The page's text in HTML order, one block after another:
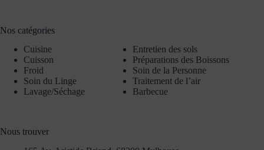
Nos catégories
Cuisine
Cuisson
Froid
Soin du Linge
Lavage/Séchage
Entretien des sols
Préparations des Boissons
Soin de la Personne
Traitement de l’air
Barbecue
Nous trouver